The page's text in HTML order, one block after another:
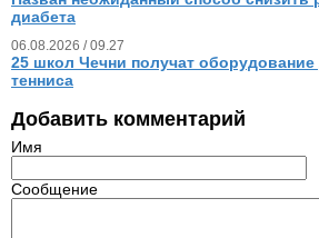
диабета
06.08.2026 / 09.27
25 школ Чечни получат оборудование
тенниса
Добавить комментарий
Имя
Сообщение